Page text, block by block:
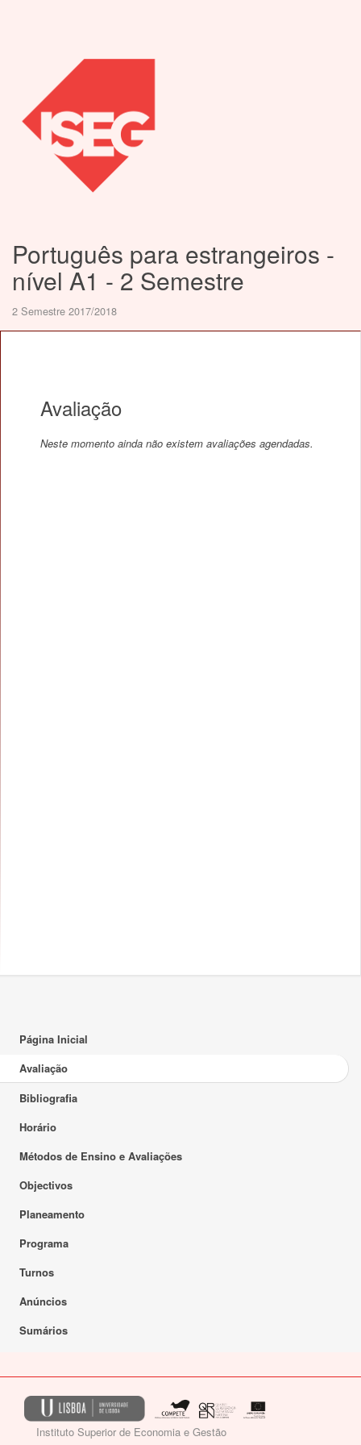
Português para estrangeiros -
nível A1 - 2 Semestre
2 Semestre 2017/2018
Avaliação
Neste momento ainda não existem avaliações agendadas.
Página Inicial
Avaliação
Bibliografia
Horário
Métodos de Ensino e Avaliações
Objectivos
Planeamento
Programa
Turnos
Anúncios
Sumários
Instituto Superior de Economia e Gestão